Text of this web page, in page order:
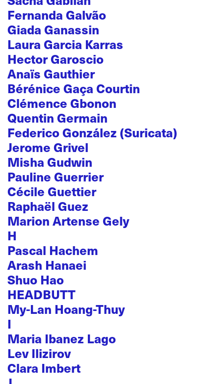
Fernanda Galvão
Giada Ganassin
Laura Garcia Karras
Hector Garoscio
Anaïs Gauthier
Bérénice Gaça Courtin
Clémence Gbonon
Quentin Germain
Federico González (Suricata)
Jerome Grivel
Misha Gudwin
Pauline Guerrier
Cécile Guettier
Raphaël Guez
Marion Artense Gely
H
Pascal Hachem
Arash Hanaei
Shuo Hao
HEADBUTT
My-Lan Hoang-Thuy
I
Maria Ibanez Lago
Lev Ilizirov
Clara Imbert